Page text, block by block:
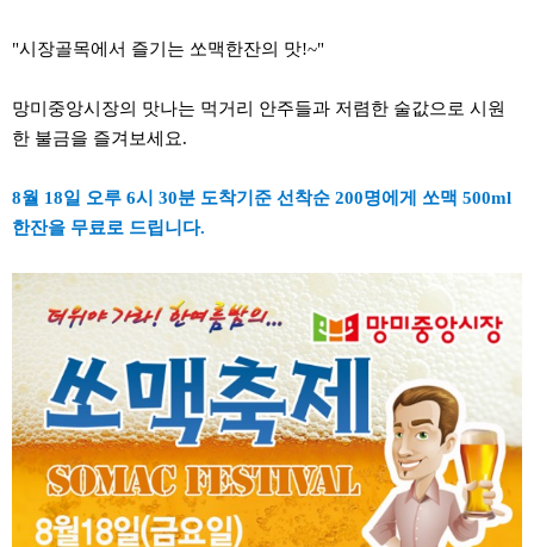
"시장골목에서 즐기는 쏘맥한잔의 맛!~"
망미중앙시장의 맛나는 먹거리 안주들과 저렴한 술값으로 시원
한 불금을 즐겨보세요.
8월 18일 오루 6시 30분 도착기준 선착순 200명에게 쏘맥 500ml
한잔을 무료로 드립니다.